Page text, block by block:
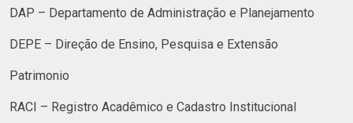
DAP – Departamento de Administração e Planejamento
DEPE – Direção de Ensino, Pesquisa e Extensão
Patrimonio
RACI – Registro Acadêmico e Cadastro Institucional